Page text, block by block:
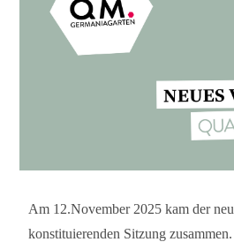
Am 12.November 2025 kam der
konstituierenden Sitzung